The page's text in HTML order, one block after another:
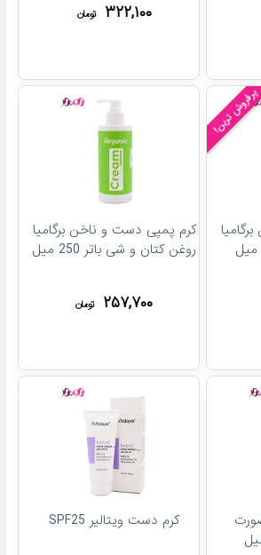
۳۲۲,۱۰۰ تومان
پرفروش ترین!
کرم پمپی دست و ناخن برگامیا
روغن کتان و شی باتر 250 میل
۲۵۷,۷۰۰ تومان
کرم دست ویتالیر SPF25